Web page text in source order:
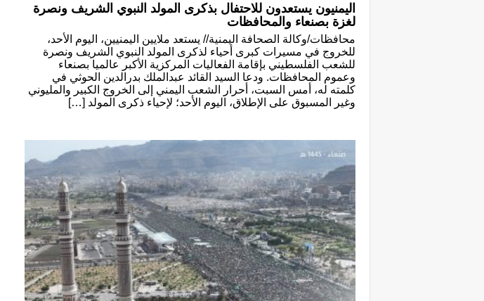
اليمنيون يستعدون للاحتفال بذكرى المولد النبوي الشريف ونصرة
لغزة بصنعاء والمحافظات
محافظات/وكالة الصحافة اليمنية// يستعد ملايين اليمنيين، اليوم الأحد،
للخروج في مسيرات كبرى أحياء لذكرى المولد النبوي الشريف ونصرة
للشعب الفلسطيني بإقامة الفعاليات المركزية الأكبر عالميا بصنعاء
وعموم المحافظات. ودعا السيد القائد عبدالملك بدرالدين الحوثي في
كلمته له، أمس السبت، أحرار الشعب اليمني إلى الخروج الكبير والمليوني
وغير المسبوق على الإطلاق، اليوم الأحد؛ لإحياء ذكرى المولد […]